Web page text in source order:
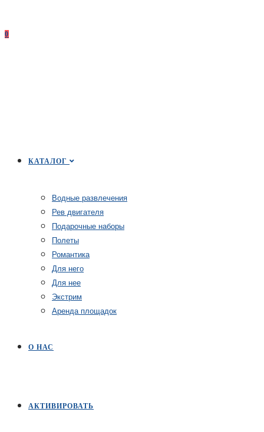
0
КАТАЛОГ
Водные развлечения
Рев двигателя
Подарочные наборы
Полеты
Романтика
Для него
Для нее
Экстрим
Аренда площадок
О НАС
АКТИВИРОВАТЬ